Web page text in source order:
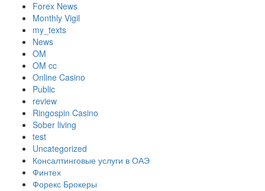
Forex News
Monthly Vigil
my_texts
News
OM
OM cc
Online Casino
Public
review
Ringospin Casino
Sober living
test
Uncategorized
Консалтинговые услуги в ОАЭ
Финтех
Форекс Брокеры